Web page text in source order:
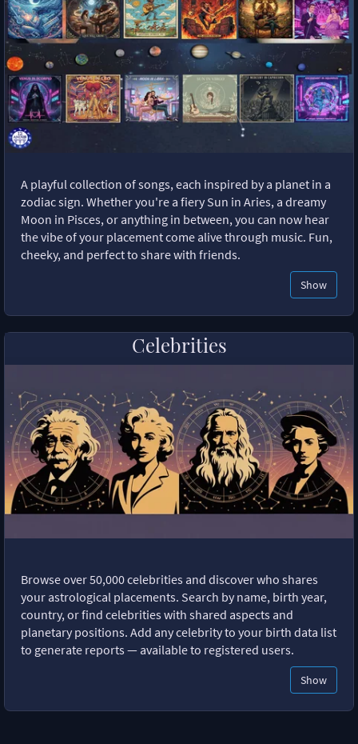
A playful collection of songs, each inspired by a planet in a
zodiac sign. Whether you're a fiery Sun in Aries, a dreamy
Moon in Pisces, or anything in between, you can now hear
the vibe of your placement come alive through music. Fun,
cheeky, and perfect to share with friends.
Show
Celebrities
Browse over 50,000 celebrities and discover who shares
your astrological placements. Search by name, birth year,
country, or find celebrities with shared aspects and
planetary positions. Add any celebrity to your birth data list
to generate reports — available to registered users.
Show